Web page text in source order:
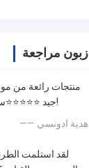
زبون مراجعة
منتجات رائعة من
جيد ⭐⭐⭐⭐⭐سأطلب مرة أخرى شكرًا لك!
—— هدية ادونسي
لقد استلمت